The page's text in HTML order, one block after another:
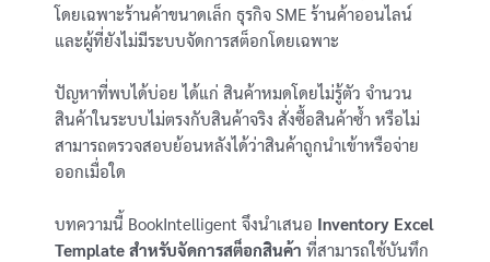
โดยเฉพาะร้านค้าขนาดเล็ก ธุรกิจ SME ร้านค้าออนไลน์
และผู้ที่ยังไม่มีระบบจัดการสต็อกโดยเฉพาะ
ปัญหาที่พบได้บ่อย ได้แก่ สินค้าหมดโดยไม่รู้ตัว จำนวน
สินค้าในระบบไม่ตรงกับสินค้าจริง สั่งซื้อสินค้าซ้ำ หรือไม่
สามารถตรวจสอบย้อนหลังได้ว่าสินค้าถูกนำเข้าหรือจ่าย
ออกเมื่อใด
บทความนี้ BookIntelligent จึงนำเสนอ Inventory Excel
Template สำหรับจัดการสต็อกสินค้า ที่สามารถใช้บันทึก